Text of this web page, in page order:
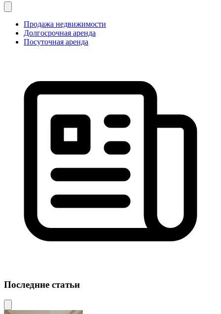
Продажа недвижимости
Долгосрочная аренда
Посуточная аренда
Последние статьи